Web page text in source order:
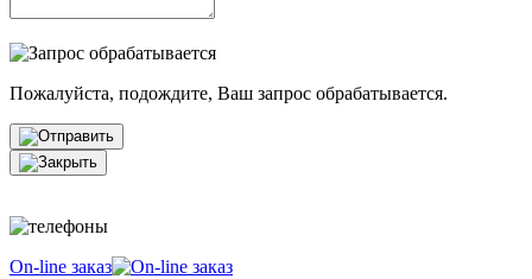
Пожалуйста, подождите, Ваш запрос обрабатывается.
On-line заказ